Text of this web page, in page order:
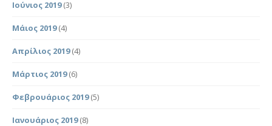
Ιούνιος 2019(3)
Μάιος 2019(4)
Απρίλιος 2019(4)
Μάρτιος 2019(6)
Φεβρουάριος 2019(5)
Ιανουάριος 2019(8)